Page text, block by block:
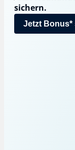
sichern.
Jetzt Bonus*